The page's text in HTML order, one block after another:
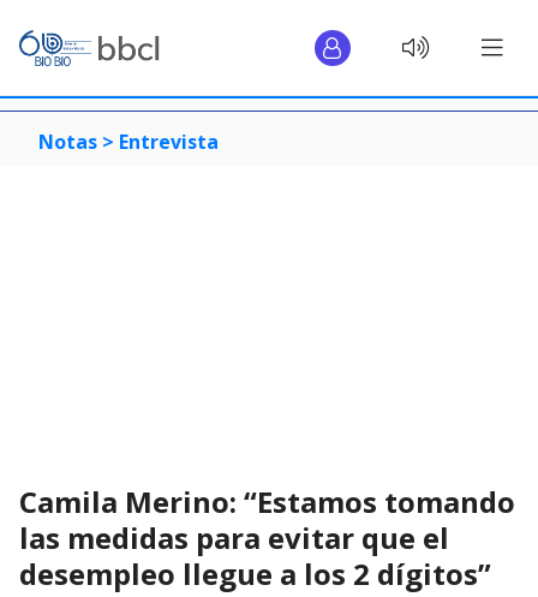
Notas > Entrevista
Camila Merino: “Estamos tomando
las medidas para evitar que el
desempleo llegue a los 2 dígitos”